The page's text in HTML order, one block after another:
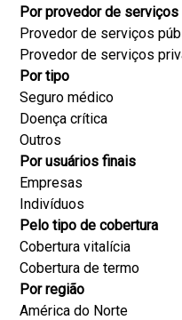
Por provedor de serviços
Provedor de serviços
Provedor de serviços
Por tipo
Seguro médico
Doença crítica
Outros
Por usuários finais
Empresas
Indivíduos
Pelo tipo de cobertura
Cobertura vitalícia
Cobertura de termo
Por região
América do Norte